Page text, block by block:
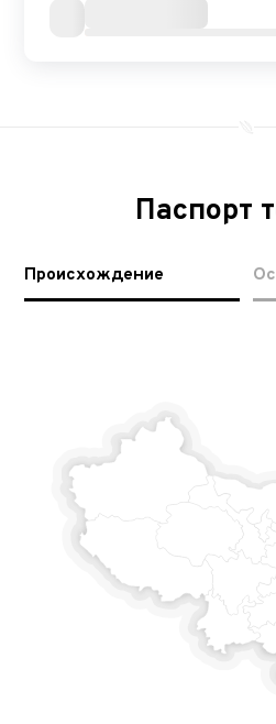
Паспорт
Происхождение